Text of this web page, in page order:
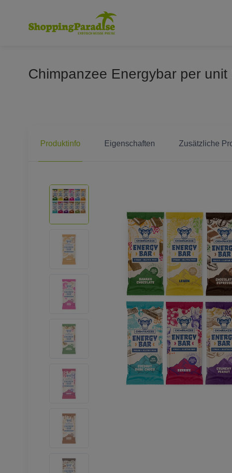
Chimpanzee Energybar per unit
Produktinfo Eigenschaften Zusätzliche